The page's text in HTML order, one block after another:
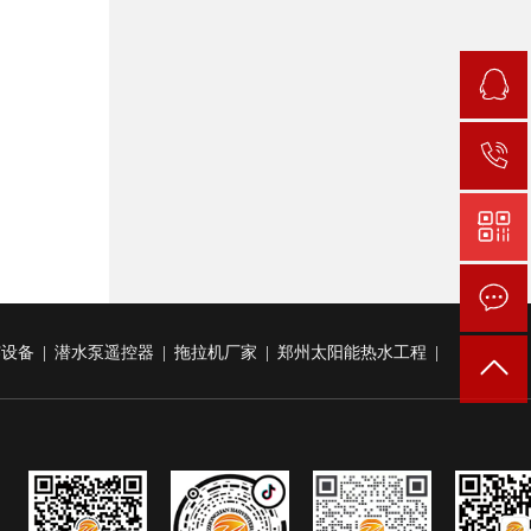
备 潜水泵遥控器 拖拉机厂家 郑州太阳能热水工程